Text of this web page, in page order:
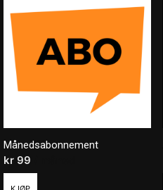
Månedsabonnement
kr 99